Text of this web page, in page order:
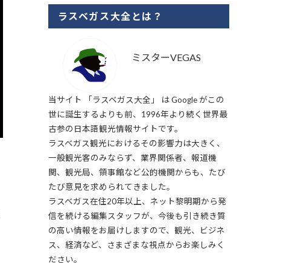
ラスベガス大全とは？
ミスターVEGAS
当サイト 「ラスベガス大全」 は Google がこの
世に誕生するよりも前、1996年より続く世界最
古参の日本語観光情報サイトです。
ラスベガス観光におけるその影響力は大きく、
一般観光客のみならず、業界関係者、報道機
関、観光局、領事館など公的機関からも、たび
たび意見を求められてきました。
ラスベガス在住20年以上、ネット黎明期から発
信を続ける編集スタッフが、今後も引き続き質
の高い情報をお届けしますので、観光、ビジネ
ス、経済など、さまざまな視点からお楽しみく
ださい。